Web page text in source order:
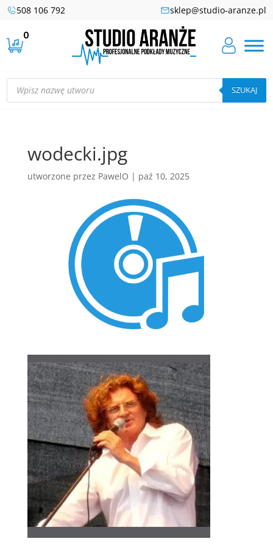
508 106 792 sklep@studio-aranze.pl
0
Wyszukiwarka
produktów SZUKAJ
wodecki.jpg
utworzone przez PawelO | paź 10, 2025